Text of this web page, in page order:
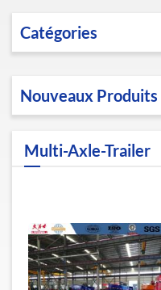
Catégories
Nouveaux Produits
Multi-Axle-Trailer